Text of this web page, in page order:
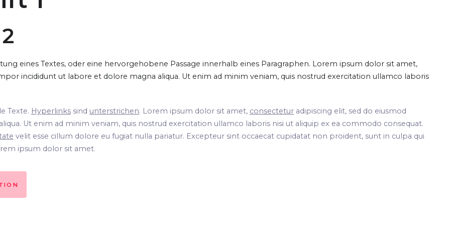
eines Textes, oder eine hervorgehobene Passage innerhalb eines Paragraphen. Lorem ipsum dolor sit amet,
incididunt ut labore et dolore magna aliqua. Ut enim ad minim veniam, quis nostrud exercitation ullamco laboris
Texte. Hyperlinks sind unterstrichen. Lorem ipsum dolor sit amet, consectetur adipiscing elit, sed do eiusmod
Ut enim ad minim veniam, quis nostrud exercitation ullamco laboris nisi ut aliquip ex ea commodo consequat.
velit esse cillum dolore eu fugiat nulla pariatur. Excepteur sint occaecat cupidatat non proident, sunt in culpa qui
ipsum dolor sit amet.